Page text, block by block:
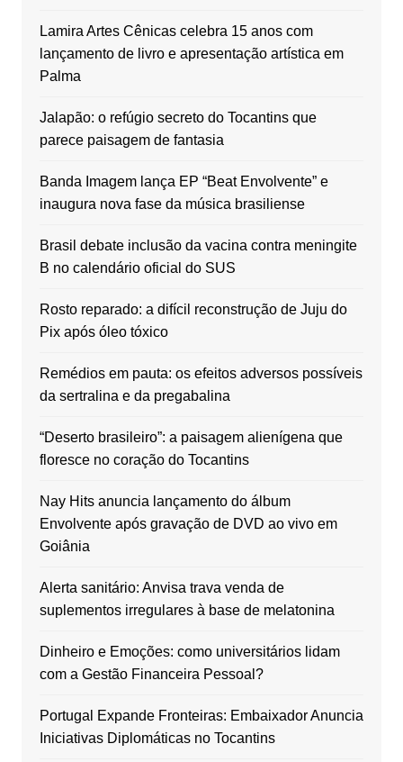
Lamira Artes Cênicas celebra 15 anos com
lançamento de livro e apresentação artística em
Palma
Jalapão: o refúgio secreto do Tocantins que
parece paisagem de fantasia
Banda Imagem lança EP “Beat Envolvente” e
inaugura nova fase da música brasiliense
Brasil debate inclusão da vacina contra meningite
B no calendário oficial do SUS
Rosto reparado: a difícil reconstrução de Juju do
Pix após óleo tóxico
Remédios em pauta: os efeitos adversos possíveis
da sertralina e da pregabalina
“Deserto brasileiro”: a paisagem alienígena que
floresce no coração do Tocantins
Nay Hits anuncia lançamento do álbum
Envolvente após gravação de DVD ao vivo em
Goiânia
Alerta sanitário: Anvisa trava venda de
suplementos irregulares à base de melatonina
Dinheiro e Emoções: como universitários lidam
com a Gestão Financeira Pessoal?
Portugal Expande Fronteiras: Embaixador Anuncia
Iniciativas Diplomáticas no Tocantins